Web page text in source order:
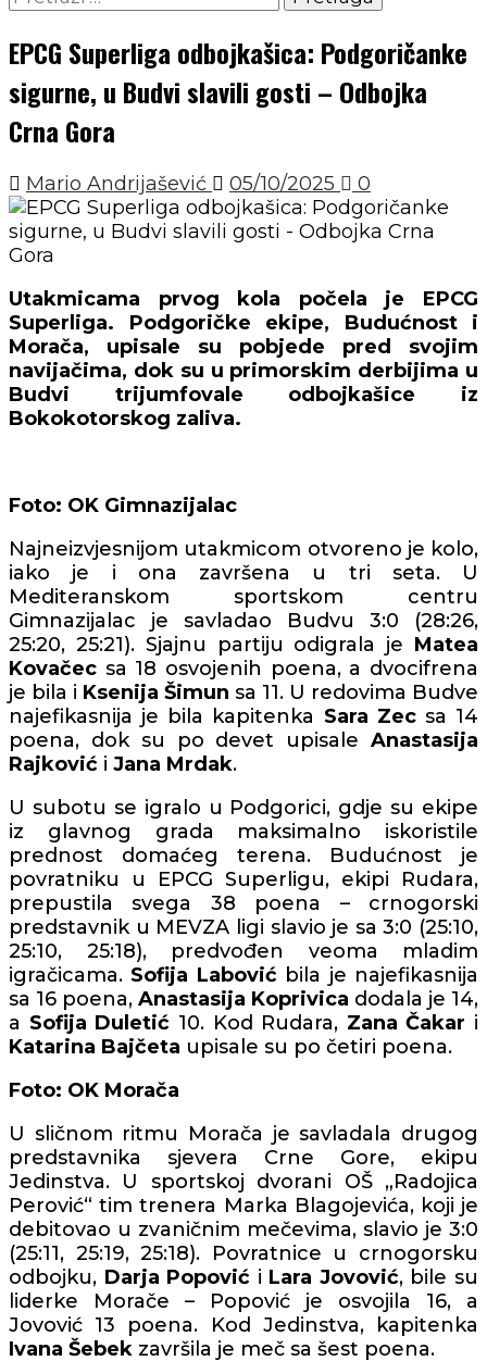
EPCG Superliga odbojkašica: Podgoričanke
sigurne, u Budvi slavili gosti – Odbojka
Crna Gora
Mario Andrijašević 05/10/2025 0
Utakmicama prvog kola počela je EPCG
Superliga. Podgoričke ekipe, Budućnost i
Morača, upisale su pobjede pred svojim
navijačima, dok su u primorskim derbijima u
Budvi trijumfovale odbojkašice iz
Bokokotorskog zaliva.
Foto: OK Gimnazijalac
Najneizvjesnijom utakmicom otvoreno je kolo,
iako je i ona završena u tri seta. U
Mediteranskom sportskom centru
Gimnazijalac je savladao Budvu 3:0 (28:26,
25:20, 25:21). Sjajnu partiju odigrala je Matea
Kovačec sa 18 osvojenih poena, a dvocifrena
je bila i Ksenija Šimun sa 11. U redovima Budve
najefikasnija je bila kapitenka Sara Zecsa 14
poena, dok su po devet upisale Anastasija
Rajković i Jana Mrdak.
U subotu se igralo u Podgorici, gdje su ekipe
iz glavnog grada maksimalno iskoristile
prednost domaćeg terena. Budućnost je
povratniku u EPCG Superligu, ekipi Rudara,
prepustila svega 38 poena – crnogorski
predstavnik u MEVZA ligi slavio je sa 3:0 (25:10,
25:10, 25:18), predvođen veoma mladim
igračicama. Sofija Labovićbila je najefikasnija
sa 16 poena, Anastasija Koprivica dodala je 14,
a Sofija Duletić 10. Kod Rudara, Zana Čakar i
Katarina Bajčeta upisale su po četiri poena.
Foto: OK Morača
U sličnom ritmu Morača je savladala drugog
predstavnika sjevera Crne Gore, ekipu
Jedinstva. U sportskoj dvorani OŠ „Radojica
Perović“ tim trenera Marka Blagojevića, koji je
debitovao u zvaničnim mečevima, slavio je 3:0
(25:11, 25:19, 25:18). Povratnice u crnogorsku
odbojku, Darja Popović i Lara Jovović, bile su
liderke Morače – Popović je osvojila 16, a
Jovović 13 poena. Kod Jedinstva, kapitenka
Ivana Šebek završila je meč sa šest poena.